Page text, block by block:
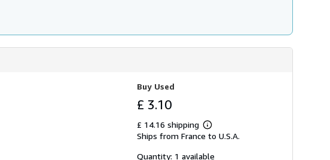
Buy Used
£ 3.10
£ 14.16 shipping
Learn
more
shipping
Ships from France to U.S.A.
Quantity: 1 available